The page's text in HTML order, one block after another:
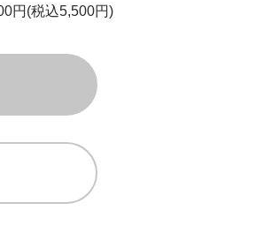
円(税込5,500円)